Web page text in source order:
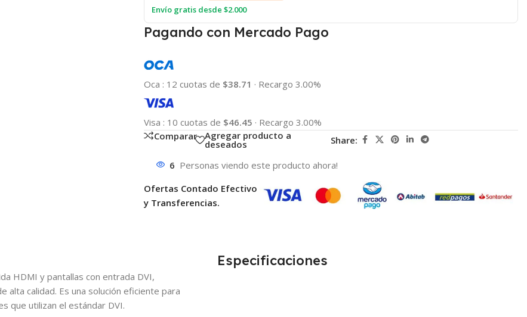
Envío gratis desde $2.000
Pagando con Mercado Pago
Oca : 12 cuotas de $38.71 · Recargo 3.00%
Visa : 10 cuotas de $46.45 · Recargo 3.00%
Comparar
Agregar producto a
deseados Share:
6 Personas viendo este producto ahora!
Ofertas Contado Efectivo
y Transferencias.
HDMI y pantallas con entrada DVI,
alta calidad. Es una solución eficiente para
que utilizan el estándar DVI.
Especificaciones